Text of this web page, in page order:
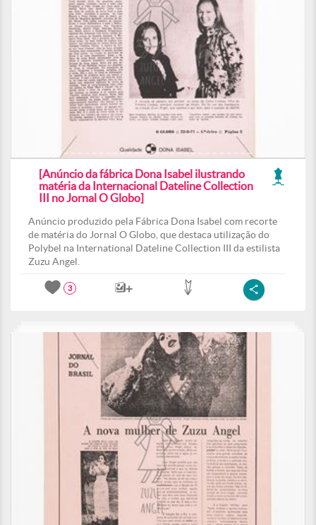
[Anúncio da fábrica Dona Isabel ilustrando
matéria da Internacional Dateline Collection
III no Jornal O Globo]
Anúncio produzido pela Fábrica Dona Isabel com recorte
de matéria do Jornal O Globo, que destaca utilização do
Polybel na International Dateline Collection III da estilista
Zuzu Angel.
3